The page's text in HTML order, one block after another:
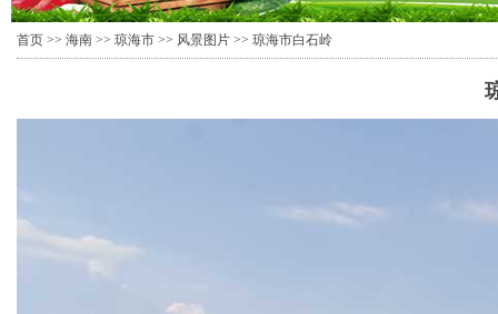
首页 >> 海南 >> 琼海市 >> 风景图片 >> 琼海市白石岭